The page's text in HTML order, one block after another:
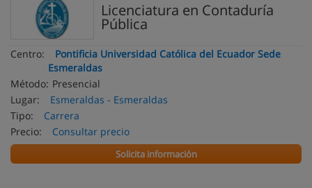
Licenciatura en Contaduría
Pública
Centro:
Pontificia Universidad Católica del Ecuador Sede
Esmeraldas
Método: Presencial
Lugar:
Esmeraldas - Esmeraldas
Tipo:
Carrera
Precio:
Consultar precio
Solicita información